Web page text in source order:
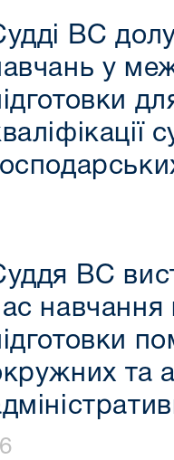
ВС
у
ВС
та